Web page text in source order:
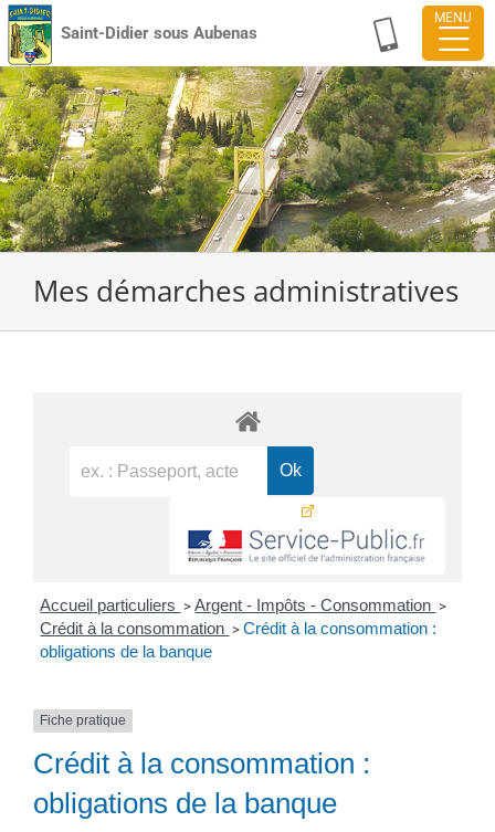
Passer
au
contenu
Saint-Didier sous Aubenas
Mes démarches administratives
Accueil particuliers > Argent - Impôts - Consommation >
Crédit à la consommation > Crédit à la consommation :
obligations de la banque
Fiche pratique
Crédit à la consommation :
obligations de la banque